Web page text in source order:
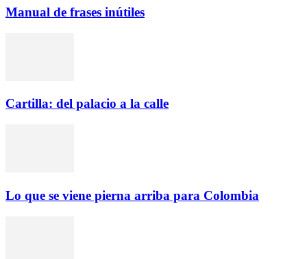
Manual de frases inútiles
Cartilla: del palacio a la calle
Lo que se viene pierna arriba para Colombia